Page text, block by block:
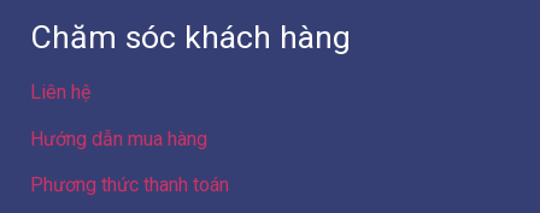
Chăm sóc khách hàng
Liên hệ
Hướng dẫn mua hàng
Phương thức thanh toán